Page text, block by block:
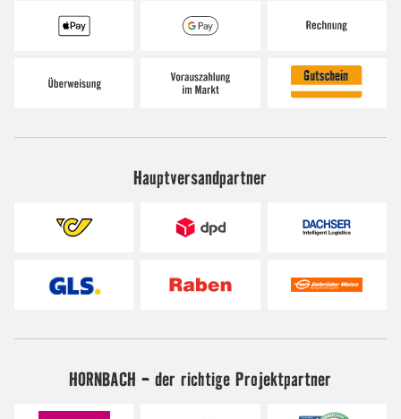
Hauptversandpartner
HORNBACH - der richtige Projektpartner